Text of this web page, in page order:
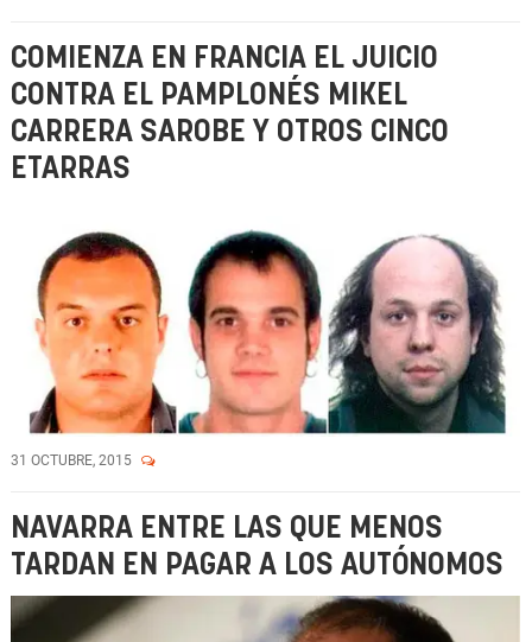
COMIENZA EN FRANCIA EL JUICIO
CONTRA EL PAMPLONÉS MIKEL
CARRERA SAROBE Y OTROS CINCO
ETARRAS
31 OCTUBRE, 2015
NAVARRA ENTRE LAS QUE MENOS
TARDAN EN PAGAR A LOS AUTÓNOMOS